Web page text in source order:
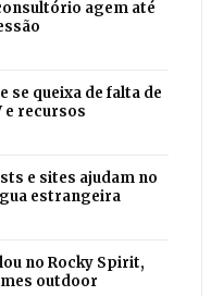
agem até
se queixa de falta de
e recursos
e sites ajudam no
estrangeira
no Rocky Spirit,
outdoor